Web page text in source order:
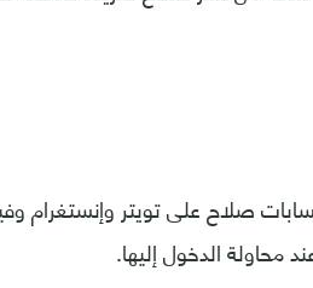
صلاح على تويتر وإنستغرام
محاولة الدخول إليها.